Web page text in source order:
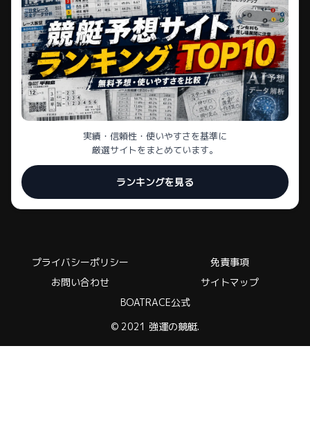
実績・信頼性・使いやすさを基準に
厳選サイトをまとめています。
ランキングを見る
プライバシーポリシー
免責事項
お問い合わせ
サイトマップ
BOATRACE公式
© 2021 強運の競艇.